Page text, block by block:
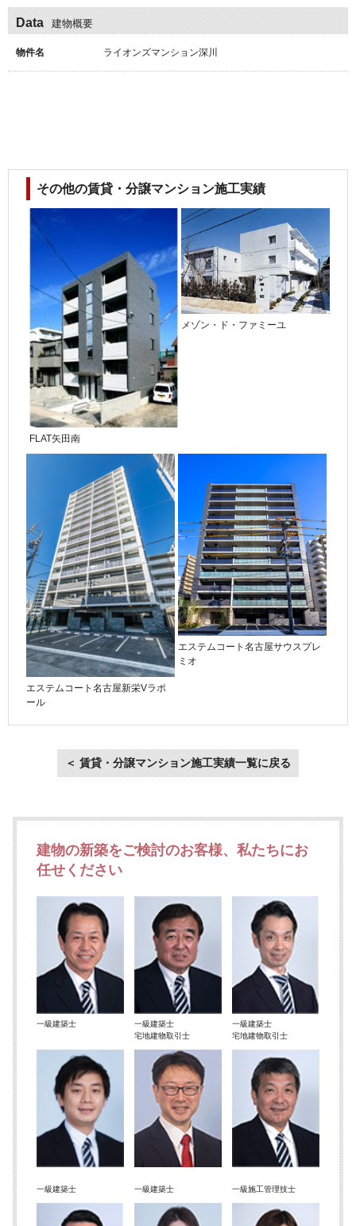
Data 建物概要
物件名 ライオンズマンション深川
その他の賃貸・分譲マンション施工実績
FLAT矢田南
メゾン・ド・ファミーユ
エステムコート名古屋新栄Vラポ
ール
エステムコート名古屋サウスプレ
ミオ
＜ 賃貸・分譲マンション施工実績一覧に戻る
建物の新築をご検討のお客様、私たちにお
任せください
一級建築士
一級建築士
宅地建物取引士
一級建築士
宅地建物取引士
一級建築士 一級建築士 一級施工管理技士